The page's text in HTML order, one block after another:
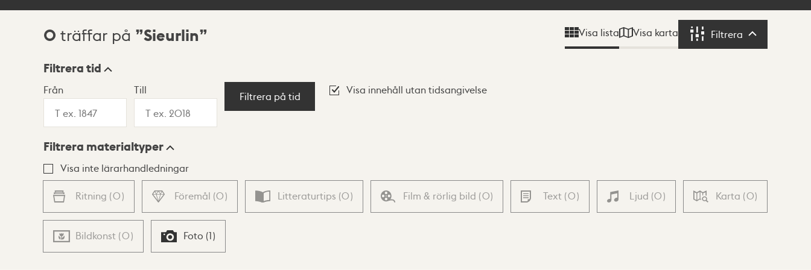
Sökresultat
0 träffar på Sieurlin Visa lista Visa karta Filtrera Filtrera
Visningsläge
Lista Karta
Filtrera tid
Från Till
Filtrera på tid
Visa innehåll utan tidsangivelse
Filtrera materialtyper
Visa inte lärarhandledningar
Ritning (0) Föremål (0) Litteraturtips (0) Film & rörlig bild (0) Text (0) Ljud (0) Karta (0)
Bildkonst (0) Foto (1)